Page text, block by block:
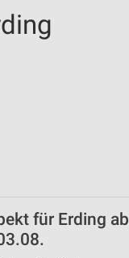
für Erding ab